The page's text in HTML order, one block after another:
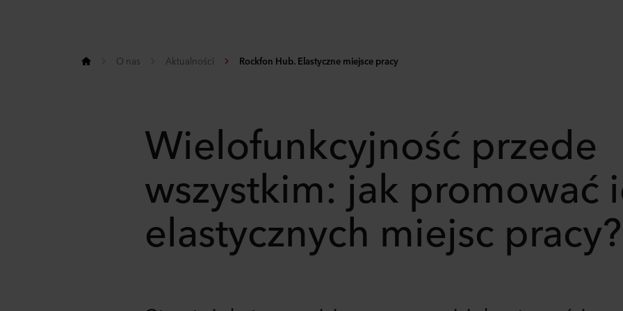
O nas Aktualności Rockfon Hub. Elastyczne miejsce pracy
Wielofunkcyjność przede
wszystkim: jak promować
elastycznych miejsc pracy?